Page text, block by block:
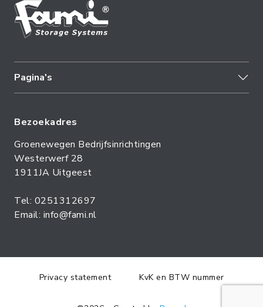
Pagina's
Bezoekadres
Groenewegen Bedrijfsinrichtingen
Westerwerf 28
1911JA Uitgeest
Tel: 0251312697
Email: info@fami.nl
Privacy statement KvK en BTW nummer